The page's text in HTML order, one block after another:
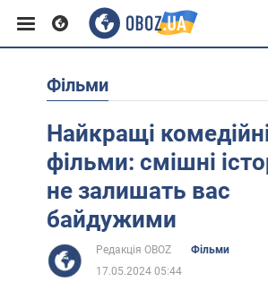
Європа
США
Африка
Фільми
Найкращі
фільми: смішні
не залишать вас
байдужими
Редакція OBOZ
Фільми
17.05.2024 05:44